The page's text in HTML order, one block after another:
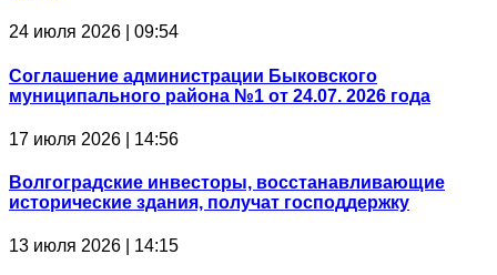
24 июля 2026 | 09:54
Соглашение администрации Быковского
муниципального района №1 от 24.07. 2026 года
17 июля 2026 | 14:56
Волгоградские инвесторы, восстанавливающие
исторические здания, получат господдержку
13 июля 2026 | 14:15